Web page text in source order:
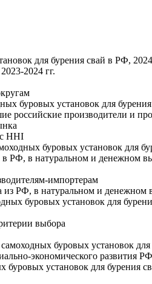
для бурения свай в РФ, 2024
2024 гг.
буровых установок для бурения
российские производители и
HHI
буровых установок для
в РФ, в натуральном и денежном
импортерам
из РФ, в натуральном и денежном
буровых установок для
выбора
буровых установок
экономического развития РФ
буровых установок для бурения